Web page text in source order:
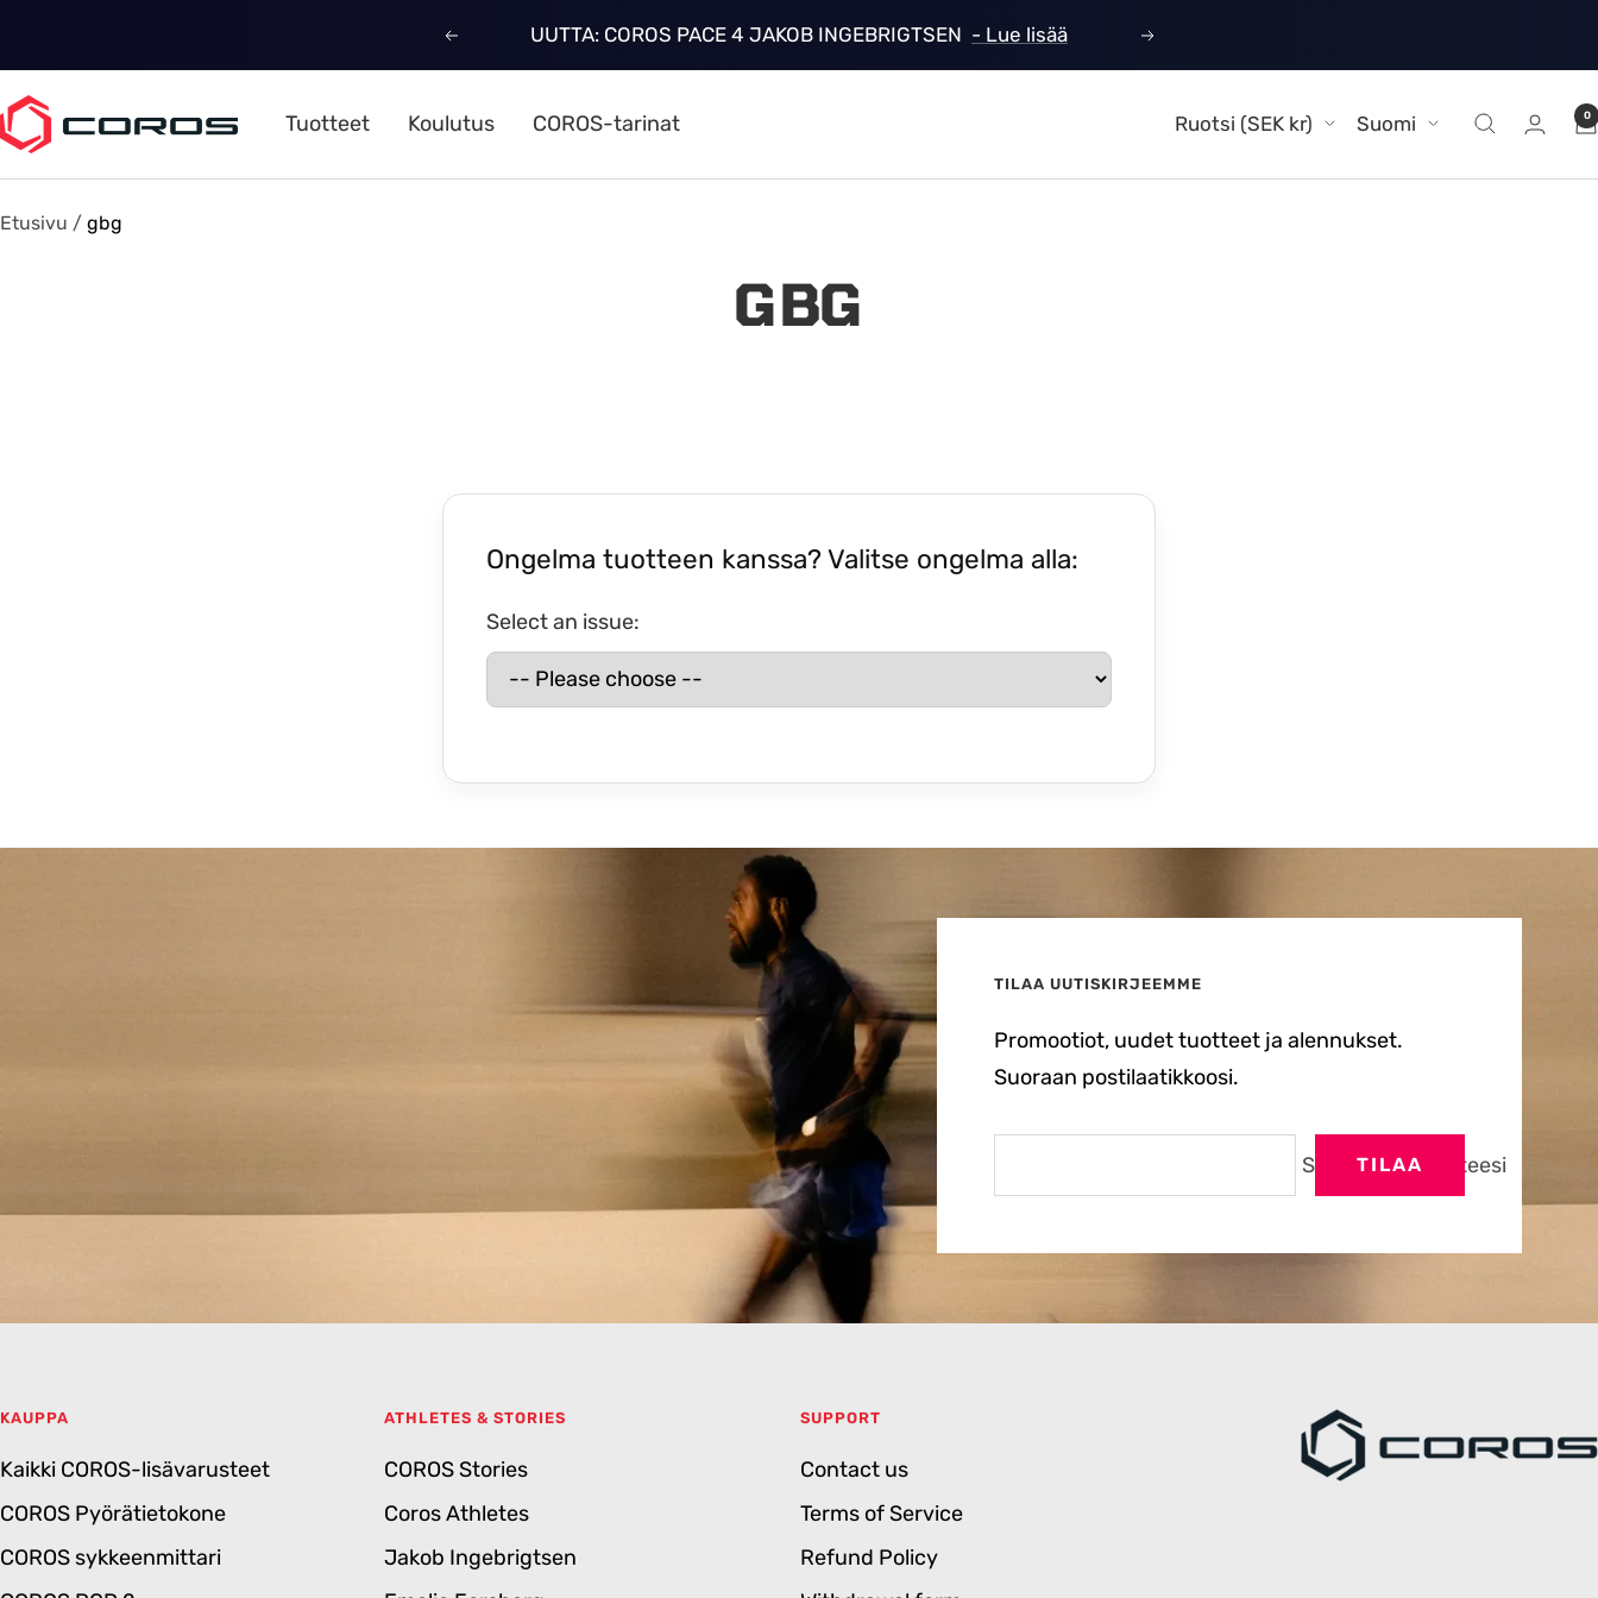
EdellinenUUTTA: COROS PACE 4 JAKOB INGEBRIGTSEN - Lue lisää Seuraava
Tuotteet Koulutus COROS-tarinat
COROS
Nordic
Maa/alue
Ruotsi (SEK kr) Kieli
Suomi 0
Etusivu gbg
GBG
Ongelma tuotteen kanssa? Valitse ongelma alla:
Select an issue:
TILAA UUTISKIRJEEMME
Promootiot, uudet tuotteet ja alennukset.
Suoraan postilaatikkoosi.
Sähköpostiosoitteesi
TILAA
KAUPPA
Kaikki COROS-lisävarusteet
COROS Pyörätietokone
COROS sykkeenmittari
ATHLETES & STORIES
COROS Stories
Coros Athletes
Jakob Ingebrigtsen
SUPPORT
Contact us
Terms of Service
Refund Policy